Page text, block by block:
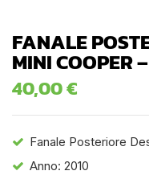
FANALE
MINI COOPER
40,00€
Fanale Posteriore
Anno: 2010